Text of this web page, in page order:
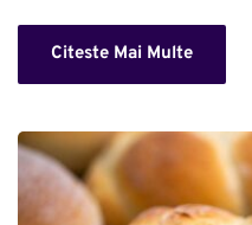
Citeste Mai Multe